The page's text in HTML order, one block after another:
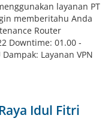
layanan PT
memberitahu Anda
Router
Downtime: 01.00 -
Layanan VPN
Idul Fitri